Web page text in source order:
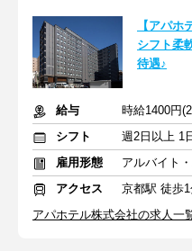
【アパ
シフト柔
待遇♪
給与
シフト
雇用形態
アルバイト
アクセス
京都駅 徒歩
アパホテル株式会社の求人一